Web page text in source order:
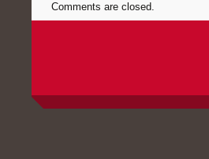
Comments are closed.